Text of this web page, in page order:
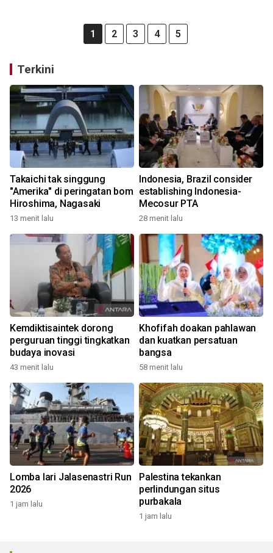
1 2 3 4 5
Terkini
Takaichi tak singgung
"Amerika" di peringatan bom
Hiroshima, Nagasaki
13 menit lalu
Indonesia, Brazil consider
establishing Indonesia-
Mecosur PTA
28 menit lalu
Kemdiktisaintek dorong
perguruan tinggi tingkatkan
budaya inovasi
43 menit lalu
Khofifah doakan pahlawan
dan kuatkan persatuan
bangsa
58 menit lalu
Lomba lari Jalasenastri Run
2026
1 jam lalu
Palestina tekankan
perlindungan situs
purbakala
1 jam lalu